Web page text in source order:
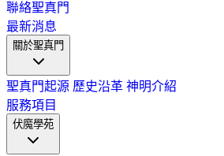
聯絡聖真門
最新消息
關於聖真門
聖真門起源 歷史沿革 神明介紹
服務項目
伏魔學苑